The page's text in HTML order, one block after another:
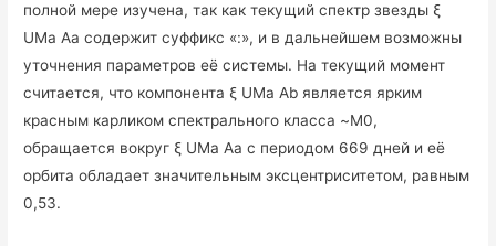
полной мере изучена, так как текущий спектр звезды ξ
UMa Aa содержит суффикс «:», и в дальнейшем возможны
уточнения параметров её системы. На текущий момент
считается, что компонента ξ UMa Ab является ярким
красным карликом спектрального класса ~M0,
обращается вокруг ξ UMa Aa с периодом 669 дней и её
орбита обладает значительным эксцентриситетом, равным
0,53.